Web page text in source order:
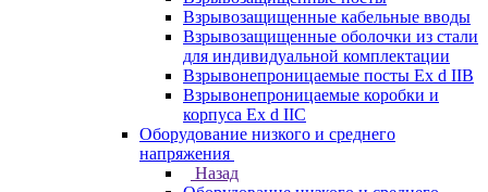
Взрывозащищенные кабельные вводы
Взрывозащищенные оболочки из стали
для индивидуальной комплектации
Взрывонепроницаемые посты Ex d IIB
Взрывонепроницаемые коробки и
корпуса Ex d IIС
Оборудование низкого и среднего
напряжения
Назад